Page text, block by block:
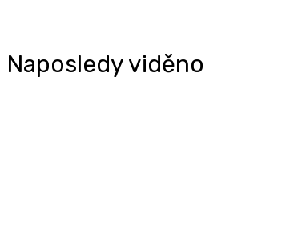
Naposledy viděno